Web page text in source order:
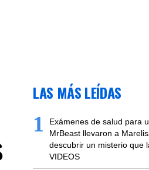
LAS MÁS LEÍDAS
1
Exámenes de salud para
MrBeast llevaron a
descubrir un misterio que
VIDEOS